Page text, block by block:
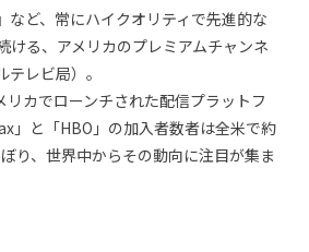
など、常にハイクオリティで先進的な
ける、アメリカのプレミアムチャンネ
テレビ局）。
リカでローンチされた配信プラットフ
」と「HBO」の加入者数者は全米で約
り、世界中からその動向に注目が集ま